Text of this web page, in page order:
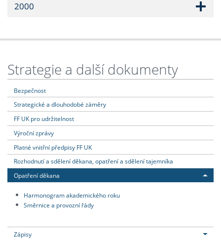
2000
Strategie a další dokumenty
Bezpečnost
Strategické a dlouhodobé záměry
FF UK pro udržitelnost
Výroční zprávy
Platné vnitřní předpisy FF UK
Rozhodnutí a sdělení děkana, opatření a sdělení tajemníka
Opatření děkana
Harmonogram akademického roku
Směrnice a provozní řády
Zápisy